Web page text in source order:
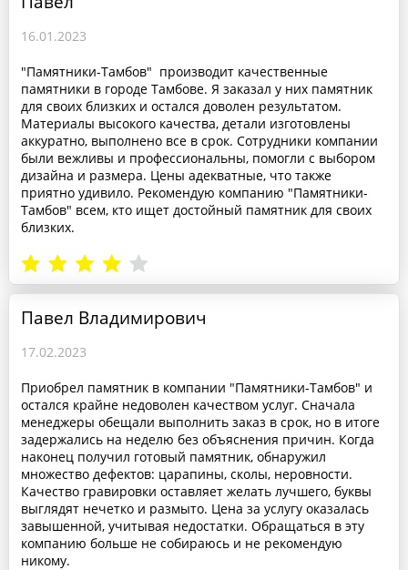
16.01.2023
"Памятники-Тамбов" производит качественные
памятники в городе Тамбове. Я заказал у них памятник
для своих близких и остался доволен результатом.
Материалы высокого качества, детали изготовлены
аккуратно, выполнено все в срок. Сотрудники компании
были вежливы и профессиональны, помогли с выбором
дизайна и размера. Цены адекватные, что также
приятно удивило. Рекомендую компанию "Памятники-
Тамбов" всем, кто ищет достойный памятник для своих
близких.
Павел Владимирович
17.02.2023
Приобрел памятник в компании "Памятники-Тамбов" и
остался крайне недоволен качеством услуг. Сначала
менеджеры обещали выполнить заказ в срок, но в итоге
задержались на неделю без объяснения причин. Когда
наконец получил готовый памятник, обнаружил
множество дефектов: царапины, сколы, неровности.
Качество гравировки оставляет желать лучшего, буквы
выглядят нечетко и размыто. Цена за услугу оказалась
завышенной, учитывая недостатки. Обращаться в эту
компанию больше не собираюсь и не рекомендую
никому.